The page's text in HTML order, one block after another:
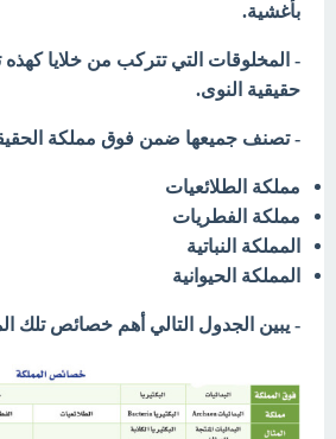
بأغشية.
- المخلوقات التي تتركب من خلايا
حقيقية النوى.
- تصنف جميعها ضمن فوق مملكة
مملكة الطلائعيات
مملكة الفطريات
المملكة النباتية
المملكة الحيوانية
- يبين الجدول التالي أهم خصائص تلك